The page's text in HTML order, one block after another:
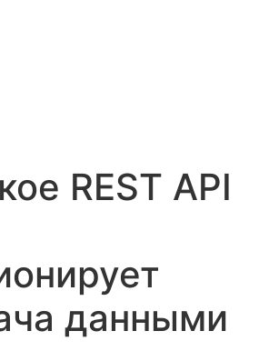
REST API
данными